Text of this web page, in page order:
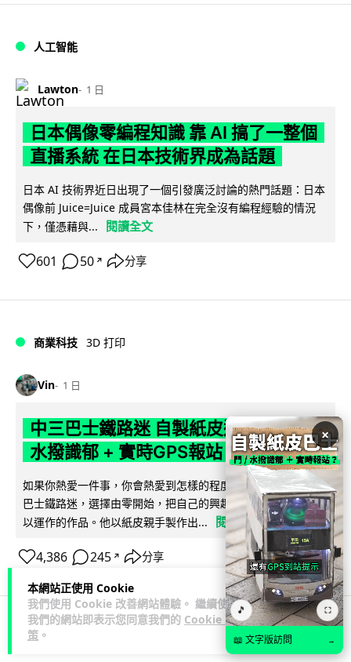
本網站正使用 Cookie
我們使用 Cookie 改善網站體驗。 繼續使用
我們的網站即表示您同意我們的 Cookie 政
策 。
人工智能
Lawton 1 日
日本偶像零編程知識 靠 AI 搞了一整個
直播系統 在日本技術界成為話題
日本 AI 技術界近日出現了一個引發廣泛討論的熱門話題：日本
偶像前 Juice=Juice 成員宮本佳林在完全沒有編程經驗的情況
下，僅憑藉與...
閱讀全文
601 50 ↗ 分享
商業科技 3D 打印
Vin 1 日
中三巴士鐵路迷 自製紙皮遙控巴士 門,
水撥識郁 + 實時GPS報站
如果你熱愛一件事，你會熱愛到怎樣的程度？一位就讀中三的
巴士鐵路迷，選擇由零開始，把自己的興趣一步步變成真正可
以運作的作品。他以紙皮親手製作出...
閱讀全文
4,386 245 ↗ 分享
科技娛樂
×
🎵 ⛶
📖 文字版訪問 →